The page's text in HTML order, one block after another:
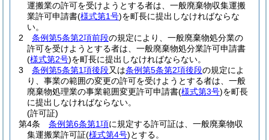
運搬業の許可を受けようとする者は、一般廃棄物収集運搬
業許可申請書(様式第1号)を町長に提出しなければならな
い。
2
条例第5条第2項前段の規定により、一般廃棄物処分業の
許可を受けようとする者は、一般廃棄物処分業許可申請書
(様式第2号)を町長に提出しなければならない。
3
条例第5条第1項後段又は条例第5条第2項後段の規定によ
り、事業の範囲の変更の許可を受けようとする者は、一般
廃棄物処理業の事業範囲変更許可申請書(様式第3号)を町長
に提出しなければならない。
(許可証)
第4条
条例第6条第1項に規定する許可証は、一般廃棄物収
集運搬業許可証(様式第4号)とする。